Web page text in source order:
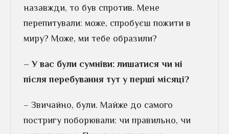
назавжди, то був спротив. Мене
перепитували: може, спробуєш пожити в
миру? Може, ми тебе образили?
– У вас були сумніви: лишатися чи ні
після перебування тут у перші місяці?
– Звичайно, були. Майже до самого
постригу поборювали: чи правильно, чи